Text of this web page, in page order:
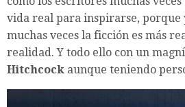
vida real para inspirarse, porque
muchas veces la ficción es más
realidad. Y todo ello con un
Hitchcock aunque teniendo